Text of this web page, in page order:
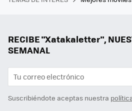
RECIBE "Xatakaletter",
SEMANAL
Suscribiéndote aceptas nuestra